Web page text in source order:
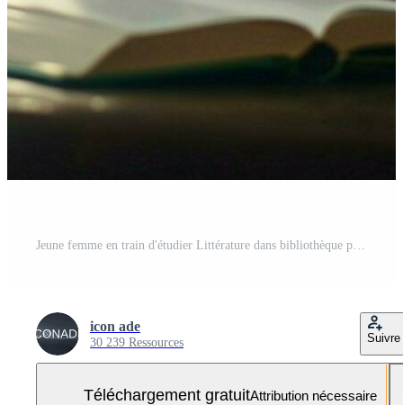
Jeune femme en train d'étudier Littérature dans bibliothèque portrait Photo Gratuite
icon ade
30 239 Ressources Suivre
Téléchargement gratuitAttribution nécessaire